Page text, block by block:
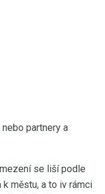
partnery a
se liší podle
městu, a to iv rámci